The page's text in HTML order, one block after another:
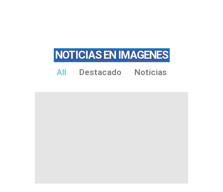
NOTICIAS EN IMAGENES
All Destacado Noticias